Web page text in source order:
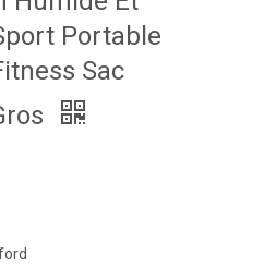
Portable
Sac